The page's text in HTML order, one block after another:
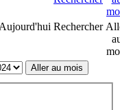
Aujourd'hui Rechercher
Aller au mois